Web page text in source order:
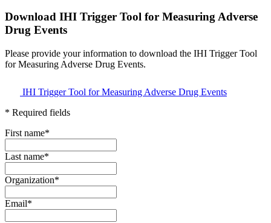
Download IHI Trigger Tool for Measuring Adverse
Drug Events
Please provide your information to download the IHI Trigger Tool
for Measuring Adverse Drug Events.
IHI Trigger Tool for Measuring Adverse Drug Events
* Required fields
First name*
Last name*
Organization*
Email*